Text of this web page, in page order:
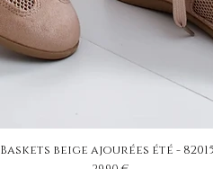
Baskets beige ajourées été -